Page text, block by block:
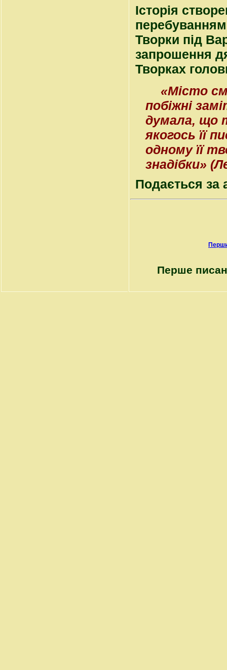
Історія
перебуванням
Творки під
запрошення
Творках
«Місто
побіжні
думала, що
якогось її
одному її
знадібки»
Подається за
Перше